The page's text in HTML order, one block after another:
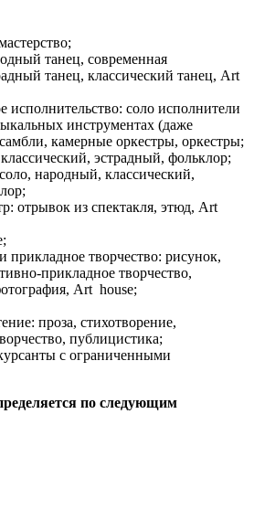
танец, современная
танец, классический танец, Art
исполнительство: соло исполнители
инструментах (даже
камерные оркестры, оркестры;
эстрадный, фольклор;
народный, классический,
отрывок из спектакля, этюд, Art
прикладное творчество: рисунок,
прикладное творчество,
Art house;
проза, стихотворение,
публицистика;
с ограниченными
по следующим